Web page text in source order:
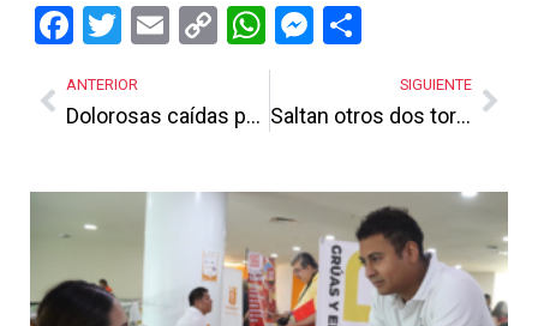
Facebook
Twitter
EmailCopy
Link
WhatsApp
Messenger
ANTERIOR
Dolorosas caídas para Poncho Robledo y Glen Villarreal
SIGUIENTE
Saltan otros dos tornillos que se apuntan para la candidatura al gobierno estatal por el naranja